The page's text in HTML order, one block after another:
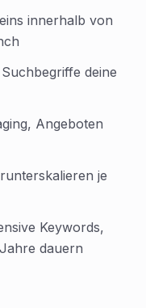
innerhalb von
deine
Angeboten
je
Keywords,
dauern